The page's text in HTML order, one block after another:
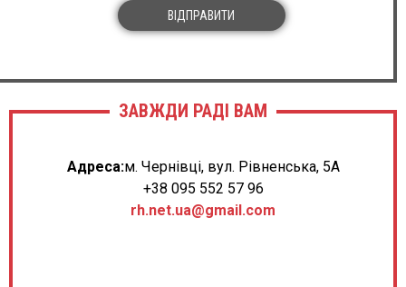
ВІДПРАВИТИ
ЗАВЖДИ РАДІ ВАМ
Адреса:м. Чернівці, вул. Рівненська, 5А
+38 095 552 57 96
rh.net.ua@gmail.com